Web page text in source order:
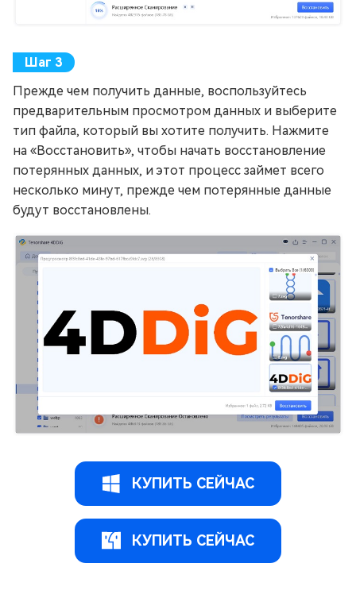
Прежде чем получить данные, воспользуйтесь
предварительным просмотром данных и выберите
тип файла, который вы хотите получить. Нажмите
на «Восстановить», чтобы начать восстановление
потерянных данных, и этот процесс займет всего
несколько минут, прежде чем потерянные данные
будут восстановлены.
КУПИТЬ СЕЙЧАС
КУПИТЬ СЕЙЧАС